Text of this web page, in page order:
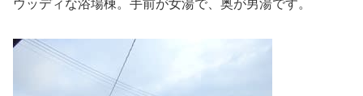
ウッディな浴場棟。手前が女湯で、奥が男湯です。